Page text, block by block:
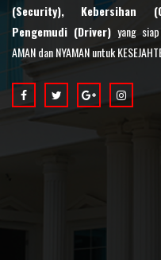
(Security), Kebersihan
Pengemudi (Driver) yang
AMAN dan NYAMAN untuk